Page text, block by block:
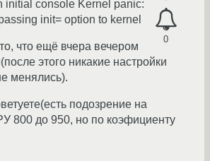
0
initial console Kernel panic:
init= option to kernel
что ещё вчера вечером
этого никакие настройки
менялись).
подозрение на
800 до 950, но по коэфициенту